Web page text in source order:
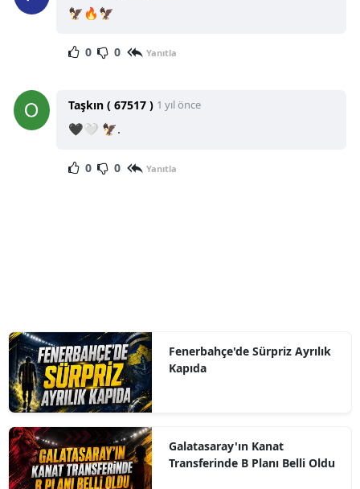
🦅🔥🦅
0 0 Yanıtla
Taşkın ( 67517 ) 1 yıl önce
🖤🤍 🦅.
0 0 Yanıtla
Fenerbahçe'de Sürpriz Ayrılık
Kapıda
Galatasaray'ın Kanat
Transferinde B Planı Belli Oldu